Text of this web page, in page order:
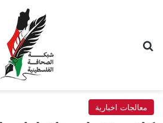
معالجات اخبارية